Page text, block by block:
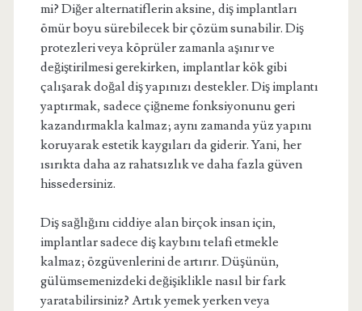
mi? Diğer alternatiflerin aksine, diş implantları
ömür boyu sürebilecek bir çözüm sunabilir. Diş
protezleri veya köprüler zamanla aşınır ve
değiştirilmesi gerekirken, implantlar kök gibi
çalışarak doğal diş yapınızı destekler. Diş implantı
yaptırmak, sadece çiğneme fonksiyonunu geri
kazandırmakla kalmaz; aynı zamanda yüz yapını
koruyarak estetik kaygıları da giderir. Yani, her
ısırıkta daha az rahatsızlık ve daha fazla güven
hissedersiniz.
Diş sağlığını ciddiye alan birçok insan için,
implantlar sadece diş kaybını telafi etmekle
kalmaz; özgüvenlerini de artırır. Düşünün,
gülümsemenizdeki değişiklikle nasıl bir fark
yaratabilirsiniz? Artık yemek yerken veya